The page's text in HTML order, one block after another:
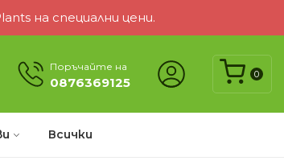
на специални цени.
Поръчайте на
0876369125
0
Всички